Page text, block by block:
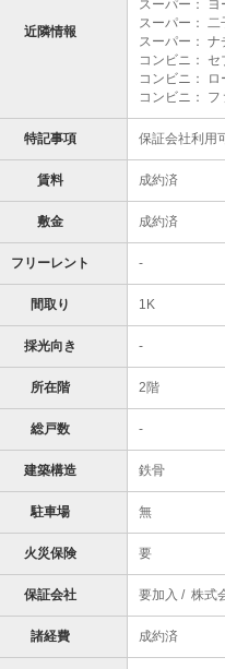
近隣情報
スーパー：
スーパー：
スーパー：
コンビニ：
コンビニ：
コンビニ：
特記事項 保証会社利用
賃料 成約済
敷金 成約済
フリーレント -
間取り 1K
採光向き -
所在階 2階
総戸数 -
建築構造 鉄骨
駐車場 無
火災保険 要
保証会社 要加入 / 株式
諸経費 成約済